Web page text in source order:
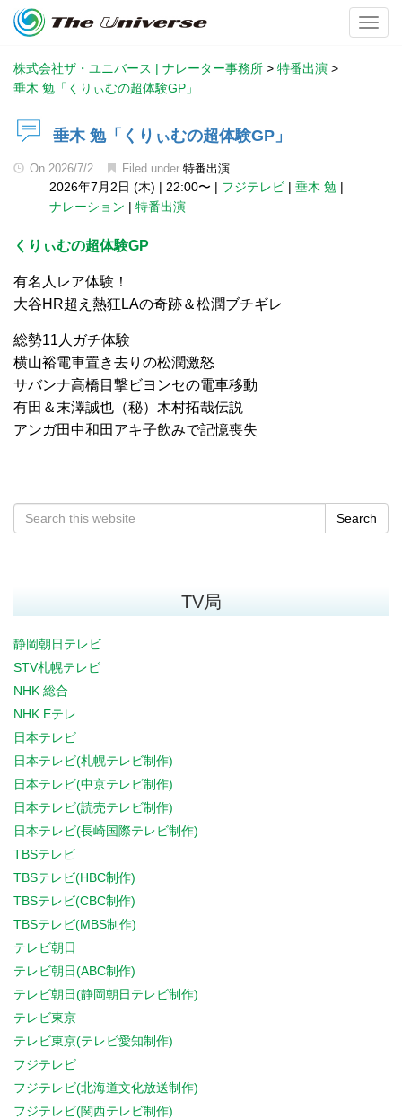
株式会社ザ・ユニバース | ナレーター事務所 > 特番出演 >
垂木 勉「くりぃむの超体験GP」
垂木 勉「くりぃむの超体験GP」
On 2026/7/2 Filed under 特番出演
2026年7月2日 (木) | 22:00〜 | フジテレビ | 垂木 勉 |
ナレーション | 特番出演
くりぃむの超体験GP
有名人レア体験！
大谷HR超え熱狂LAの奇跡＆松潤ブチギレ
総勢11人ガチ体験
横山裕電車置き去りの松潤激怒
サバンナ高橋目撃ビヨンセの電車移動
有田＆末澤誠也（秘）木村拓哉伝説
アンガ田中和田アキ子飲みで記憶喪失
Search
TV局
静岡朝日テレビ
STV札幌テレビ
NHK 総合
NHK Eテレ
日本テレビ
日本テレビ(札幌テレビ制作)
日本テレビ(中京テレビ制作)
日本テレビ(読売テレビ制作)
日本テレビ(長崎国際テレビ制作)
TBSテレビ
TBSテレビ(HBC制作)
TBSテレビ(CBC制作)
TBSテレビ(MBS制作)
テレビ朝日
テレビ朝日(ABC制作)
テレビ朝日(静岡朝日テレビ制作)
テレビ東京
テレビ東京(テレビ愛知制作)
フジテレビ
フジテレビ(北海道文化放送制作)
フジテレビ(関西テレビ制作)